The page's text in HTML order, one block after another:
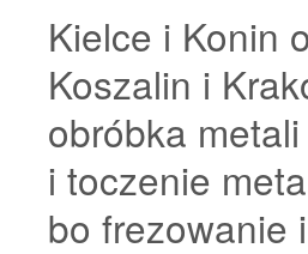
Kielce i Konin
Koszalin i
obróbka metali
i toczenie
bo frezowanie i